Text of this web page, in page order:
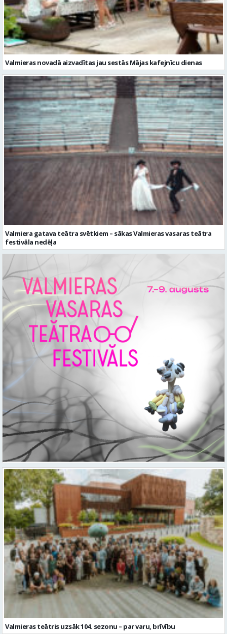
Valmieras novadā aizvadītas jau sestās Mājas kafejnīcu dienas
Valmiera gatava teātra svētkiem – sākas Valmieras vasaras teātra
festivāla nedēļa
Valmieras teātris uzsāk 104. sezonu – par varu, brīvību